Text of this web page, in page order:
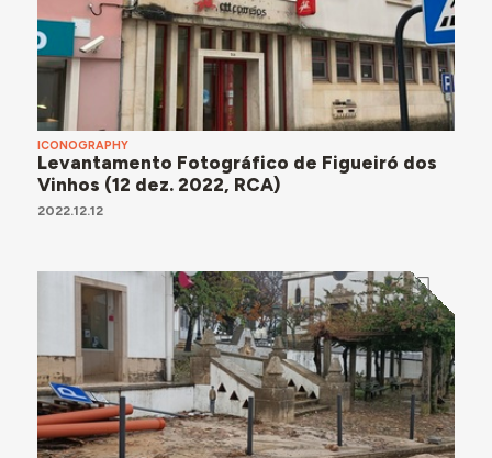
ICONOGRAPHY
Levantamento Fotográfico de Figueiró dos
Vinhos (12 dez. 2022, RCA)
2022.12.12